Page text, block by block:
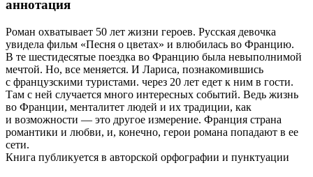
аннотация
Роман охватывает 50 лет жизни героев. Русская девочка
увидела фильм «Песня о цветах» и влюбилась во Францию.
В те шестидесятые поездка во Францию была невыполнимой
мечтой. Но, все меняется. И Лариса, познакомившись
с французскими туристами. через 20 лет едет к ним в гости.
Там с ней случается много интересных событий. Ведь жизнь
во Франции, менталитет людей и их традиции, как
и возможности — это другое измерение. Франция страна
романтики и любви, и, конечно, герои романа попадают в ее
сети.
Книга публикуется в авторской орфографии и пунктуации